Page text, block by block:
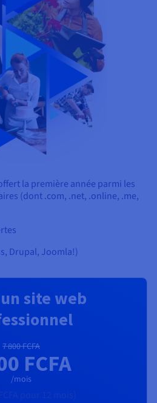
la première année parmi les
(dont .com, .net, .online, .me,
Drupal, Joomla!)
site web
7 800 FCFA
FCFA
/mois